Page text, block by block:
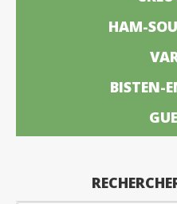
HAM-
BISTEN-